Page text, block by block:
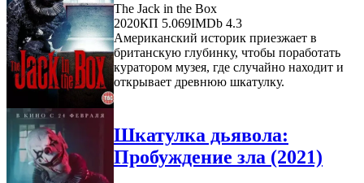
The Jack in the Box
2020КП 5.069IMDb 4.3
Американский историк приезжает в
британскую глубинку, чтобы поработать
куратором музея, где случайно находит и
открывает древнюю шкатулку.
Шкатулка дьявола:
Пробуждение зла (2021)